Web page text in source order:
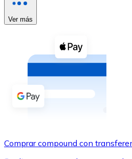
Ver todo
Compra criptomonedas
Comprar con efectivo
Transferencia SEPA
Ver más
Comprar compound con